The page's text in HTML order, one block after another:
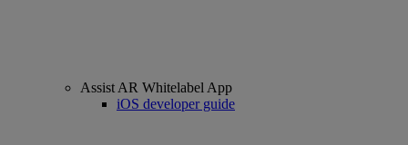
Assist AR Whitelabel App
iOS developer guide